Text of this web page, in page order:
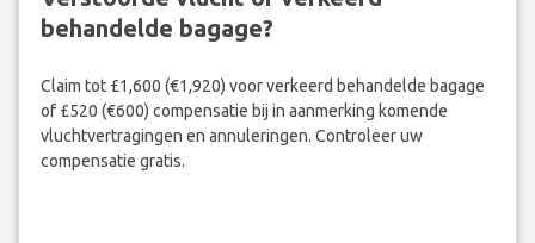
behandelde bagage?
Claim tot £1,600 (€1,920) voor verkeerd behandelde bagage
of £520 (€600) compensatie bij in aanmerking komende
vluchtvertragingen en annuleringen. Controleer uw
compensatie gratis.